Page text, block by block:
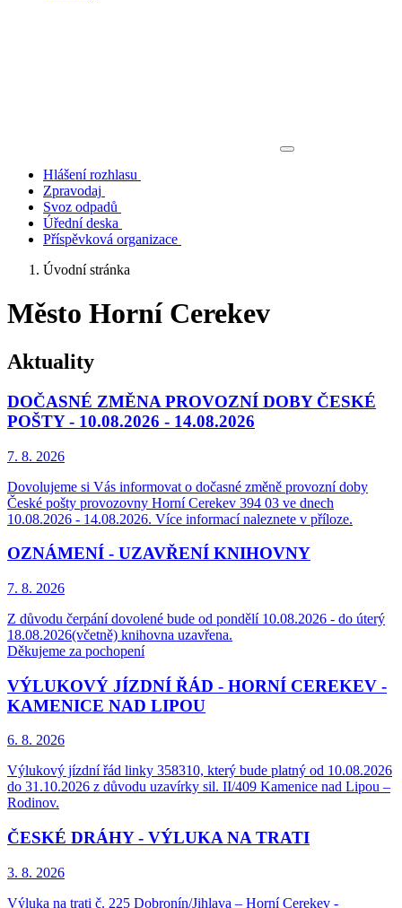
Hlášení rozhlasu
Zpravodaj
Svoz odpadů
Úřední deska
Příspěvková organizace
Úvodní stránka
Město Horní Cerekev
Aktuality
DOČASNÉ ZMĚNA PROVOZNÍ DOBY ČESKÉ
POŠTY - 10.08.2026 - 14.08.2026
7. 8. 2026
Dovolujeme si Vás informovat o dočasné změně provozní doby
České pošty provozovny Horní Cerekev 394 03 ve dnech
10.08.2026 - 14.08.2026. Více informací naleznete v příloze.
OZNÁMENÍ - UZAVŘENÍ KNIHOVNY
7. 8. 2026
Z důvodu čerpání dovolené bude od pondělí 10.08.2026 - do úterý
18.08.2026(včetně) knihovna uzavřena.
Děkujeme za pochopení
VÝLUKOVÝ JÍZDNÍ ŘÁD - HORNÍ CEREKEV -
KAMENICE NAD LIPOU
6. 8. 2026
Výlukový jízdní řád linky 358310, který bude platný od 10.08.2026
do 31.10.2026 z důvodu uzavírky sil. II/409 Kamenice nad Lipou –
Rodinov.
ČESKÉ DRÁHY - VÝLUKA NA TRATI
3. 8. 2026
Výluka na trati č. 225 Dobronín/Jihlava – Horní Cerekev -